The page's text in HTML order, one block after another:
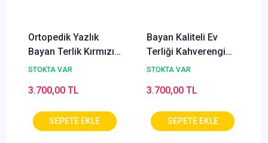
Ortopedik Yazlık
Bayan Terlik Kırmızı
ORT-01K
STOKTA VAR
3.700,00 TL
Bayan Kaliteli Ev
Terliği Kahverengi
ORT-03F (Taraklı
STOKTA VAR
3.700,00 TL